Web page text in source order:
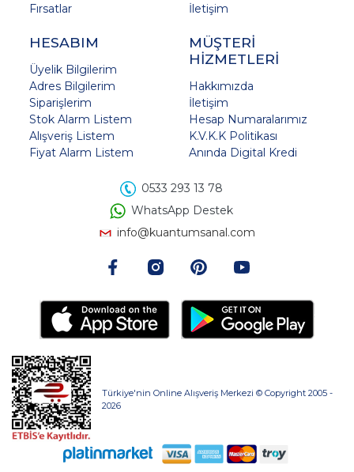
Fırsatlar
İletişim
HESABIM
Üyelik Bilgilerim
Adres Bilgilerim
Siparişlerim
Stok Alarm Listem
Alışveriş Listem
Fiyat Alarm Listem
MÜŞTERİ
HİZMETLERİ
Hakkımızda
İletişim
Hesap Numaralarımız
K.V.K.K Politikası
Anında Digital Kredi
0533 293 13 78
WhatsApp Destek
info@kuantumsanal.com
Türkiye'nin Online Alışveriş Merkezi © Copyright 2005 -
2026